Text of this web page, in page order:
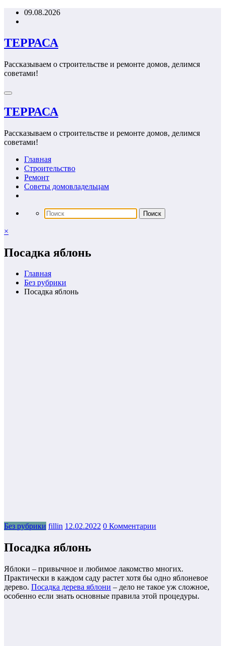
Перейти09.08.2026
ТЕРРАСА
Рассказываем о строительстве и ремонте домов, делимся
советами!
ТЕРРАСА
Рассказываем о строительстве и ремонте домов, делимся
советами!
Главная
Строительство
Ремонт
Советы домовладельцам
×
Посадка яблонь
Главная
Без рубрики
Посадка яблонь
Без рубрики fillin 12.02.2022 0 Комментарии
Посадка яблонь
Яблоки – привычное и любимое лакомство многих.
Практически в каждом саду растет хотя бы одно яблоневое
дерево. Посадка дерева яблони – дело не такое уж сложное,
особенно если знать основные правила этой процедуры.